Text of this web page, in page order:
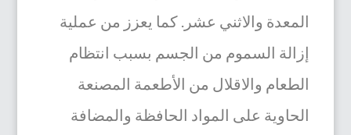
المعدة والاثني عشر. كما يعزز من عملية
إزالة السموم من الجسم بسبب انتظام
الطعام والاقلال من الأطعمة المصنعة
الحاوية على المواد الحافظة والمضافة